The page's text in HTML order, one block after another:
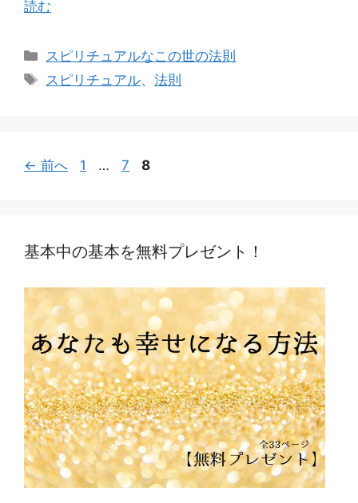
読む
カ
テ
スピリチュアルなこの世の法則
タ
スピリチュアル、法則
← 前へ
ペ
1 …
ペ
7
ペ
8
基本中の基本を無料プレゼント！